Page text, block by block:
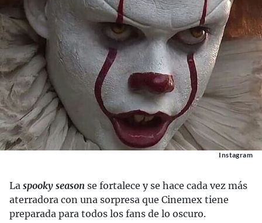
Instagram
La spooky season se fortalece y se hace cada vez más
aterradora con una sorpresa que Cinemex tiene
preparada para todos los fans de lo oscuro.